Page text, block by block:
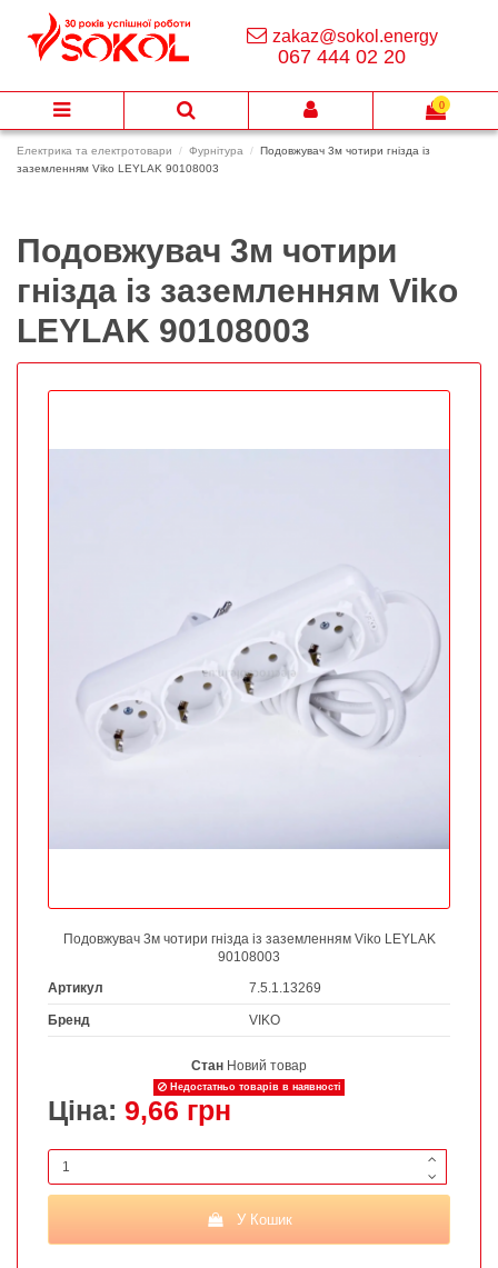
Електрика та електротовари Фурнітура
Подовжувач 3м чотири гнізда із
заземленням Viko LEYLAK 90108003
Подовжувач 3м чотири
гнізда із заземленням Viko
LEYLAK 90108003
Подовжувач 3м чотири гнізда із заземленням Viko LEYLAK
90108003
Артикул
7.5.1.13269
Бренд VIKO
Стан Новий товар
Недостатньо товарів в наявності
Ціна: 9,66 грн
У Кошик
zakaz@sokol.energy
067 444 02 20
0